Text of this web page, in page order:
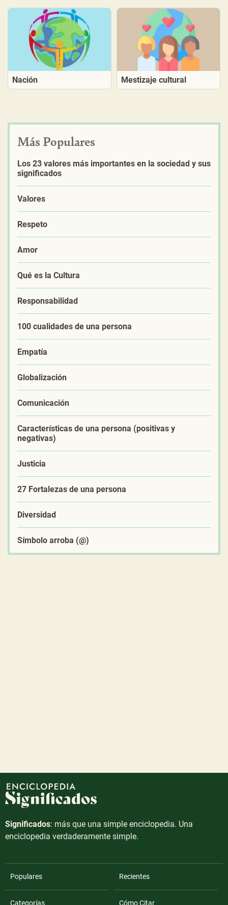
Nación Mestizaje cultural
Más Populares
Los 23 valores más importantes en la sociedad y sus
significados
Valores
Respeto
Amor
Qué es la Cultura
Responsabilidad
100 cualidades de una persona
Empatía
Globalización
Comunicación
Características de una persona (positivas y
negativas)
Justicia
27 Fortalezas de una persona
Diversidad
Símbolo arroba (@)
Significados: más que una simple enciclopedia. Una
enciclopedia verdaderamente simple.
Populares Recientes
Categorías Cómo Citar